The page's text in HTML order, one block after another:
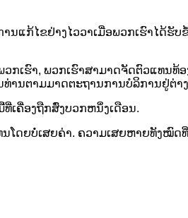
ແກ້ໄຂຢ່າງໄວວາເມື່ອພວກເຮົາໄດ້ຮັ
ເຮົາ, ພວກເຮົາສາມາດຈັດຕົວແທນທ້
ນຕາມມາດຕະຖານການບໍລິການຢູ່ຕ່າ
ເຄື່ອງຖືກສົ່ງບວກຫນຶ່ງເດືອນ.
ດຍບໍ່ເສຍຄ່າ. ຄວາມເສຍຫາຍທັງໝົ